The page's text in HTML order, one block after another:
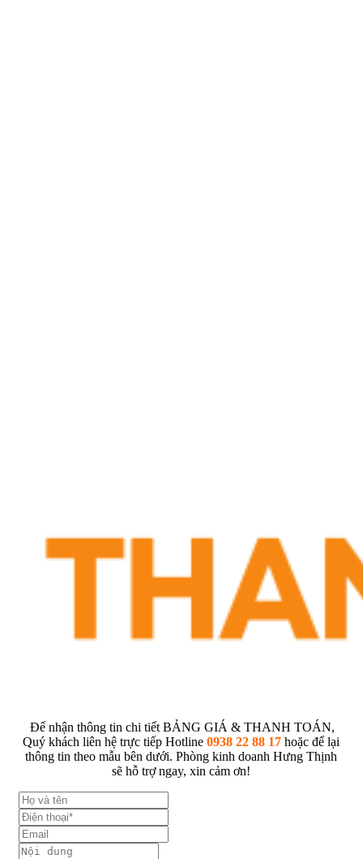
Để nhận thông tin chi tiết BẢNG GIÁ & THANH TOÁN,
Quý khách liên hệ trực tiếp Hotline 0938 22 88 17 hoặc để lại
thông tin theo mẫu bên dưới. Phòng kinh doanh Hưng Thịnh
sẽ hỗ trợ ngay, xin cảm ơn!